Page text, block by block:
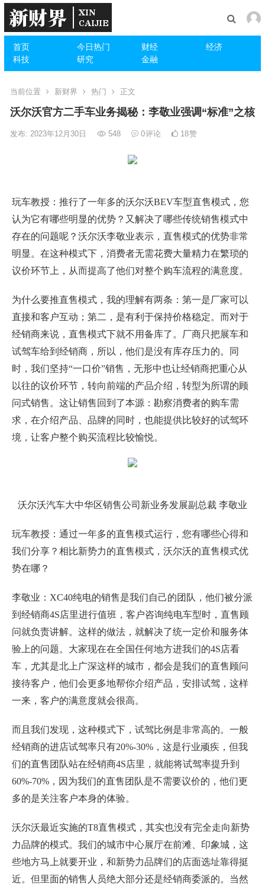
首页 今日热门 财经
经济
科技
研究 金融
当前位置 新财界 热门 正文
沃尔沃官方二手车业务揭秘：李敬业强调“标准”之核
发布: 2023年12月30日 548 0评论 18赞
玩车教授：推行了一年多的沃尔沃BEV车型直售模式，您
认为它有哪些明显的优势？又解决了哪些传统销售模式中
存在的问题呢？沃尔沃李敬业表示，直售模式的优势非常
明显。在这种模式下，消费者无需花费大量精力在繁琐的
议价环节上，从而提高了他们对整个购车流程的满意度。
为什么要推直售模式，我的理解有两条：第一是厂家可以
直接和客户互动；第二，是有利于保持价格稳定。而对于
经销商来说，直售模式下就不用备库了。厂商只把展车和
试驾车给到经销商，所以，他们是没有库存压力的。同
时，我们坚持“一口价”销售，无形中也让经销商把重心从
以往的议价环节，转向前端的产品介绍，转型为所谓的顾
问式销售。这让销售回到了本源：勘察消费者的购车需
求，在介绍产品、品牌的同时，也能提供比较好的试驾环
境，让客户整个购买流程比较愉悦。
沃尔沃汽车大中华区销售公司新业务发展副总裁 李敬业
玩车教授：通过一年多的直售模式运行，您有哪些心得和
我们分享？相比新势力的直售模式，沃尔沃的直售模式优
势在哪？
李敬业：XC40纯电的销售是我们自己的团队，他们被分派
到经销商4S店里进行值班，客户咨询纯电车型时，直售顾
问就负责讲解。这样的做法，就解决了统一定价和服务体
验上的问题。大家现在在全国任何地方进我们的4S店看
车，尤其是北上广深这样的城市，都会是我们的直售顾问
接待客户，他们会更多地帮你介绍产品，安排试驾，这样
一来，客户的满意度就会很高。
而且我们发现，这种模式下，试驾比例是非常高的。一般
经销商的进店试驾率只有20%-30%，这是行业顽疾，但我
们的直售团队站在经销商4S店里，就能将试驾率提升到
60%-70%，因为我们的直售团队是不需要议价的，他们更
多的是关注客户本身的体验。
沃尔沃最近实施的T8直售模式，其实也没有完全走向新势
力品牌的模式。我们的城市中心展厅在前滩、印象城，这
些地方马上就要开业，和新势力品牌们的店面选址靠得挺
近。但里面的销售人员绝大部分还是经销商委派的。当然